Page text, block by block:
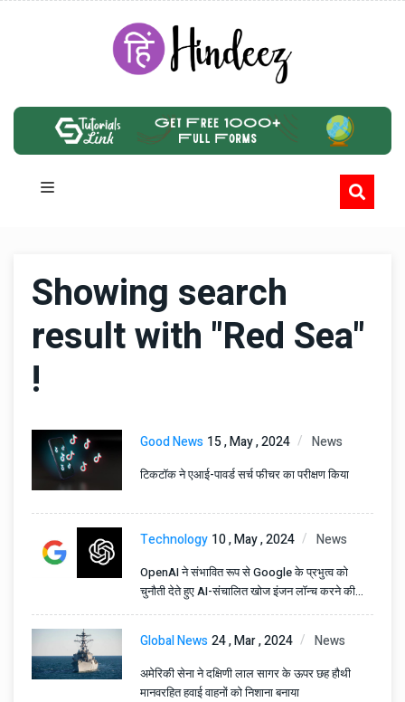
Showing search
result with "Red Sea"
!
Good News 15 , May , 2024 News
टिकटॉक ने एआई-पावर्ड सर्च फीचर का परीक्षण किया
Technology 10 , May , 2024 News
OpenAI ने संभावित रूप से Google के प्रभुत्व को
चुनौती देते हुए AI-संचालित खोज इंजन लॉन्च करने की
योजना बनाई है
Global News24 , Mar , 2024 News
अमेरिकी सेना ने दक्षिणी लाल सागर के ऊपर छह हौथी
मानवरहित हवाई वाहनों को निशाना बनाया